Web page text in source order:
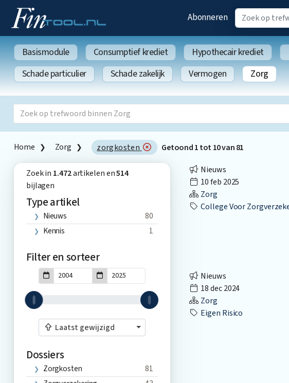
Abonneren
Basismodule Consumptief krediet Hypothecair krediet
Schade particulier
Schade zakelijk Vermogen Zorg
Home Zorg zorgkosten Getoond1tot10van81
Zoek in 1.472artikelen en514
bijlagen
Type artikel
Nieuws
80
Kennis
1
Filter en sorteer
Laatst gewijzigd
Dossiers
Zorgkosten
81
Nieuws
10 feb 2025
Zorg
College Voor
Nieuws
18 dec 2024
Zorg
Eigen Risico